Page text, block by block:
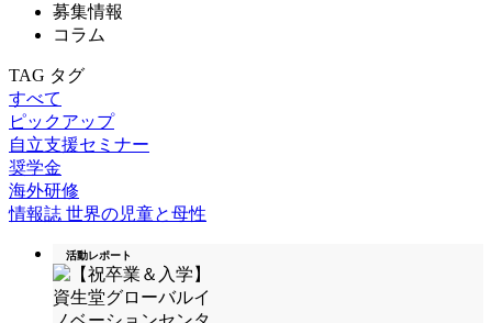
募集情報
コラム
TAG タグ
すべて
ピックアップ
自立支援セミナー
奨学金
海外研修
情報誌 世界の児童と母性
活動レポート